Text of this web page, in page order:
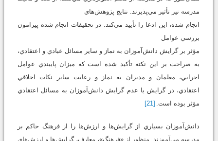
مدرسه نيز تأثير مي‌پذيرند. نتايج پژوهش‌هاي
انجام شده، اين ادعا را تأييد مي‌كند. در تحقيقات انجام شده پيرامون
بررسي عوامل
مؤثر بر گرايش دانش‌آموزان به نماز و ساير مسائل عبادي و اعتقادي،
به صراحت بر اين نكته تأكيد شده است كه ميزان پايبندي عوامل
اجرايي، معلمان و مديران به نماز و رعايت ساير نكات اخلاقي
اعتقادي، در گرايش يا عدم گرايش دانش‌آموزان به مسائل اعتقادي
مؤثر بوده است. [21]
دانش‌آموزان بسياري از گرايش‌ها و ارزش‌ها را از فرهنگ حاكم بر
مدرسه مي‌آموزند. منظور از «فرهنگ»، معارف، گرايش‌ها و ارزش‌هاي